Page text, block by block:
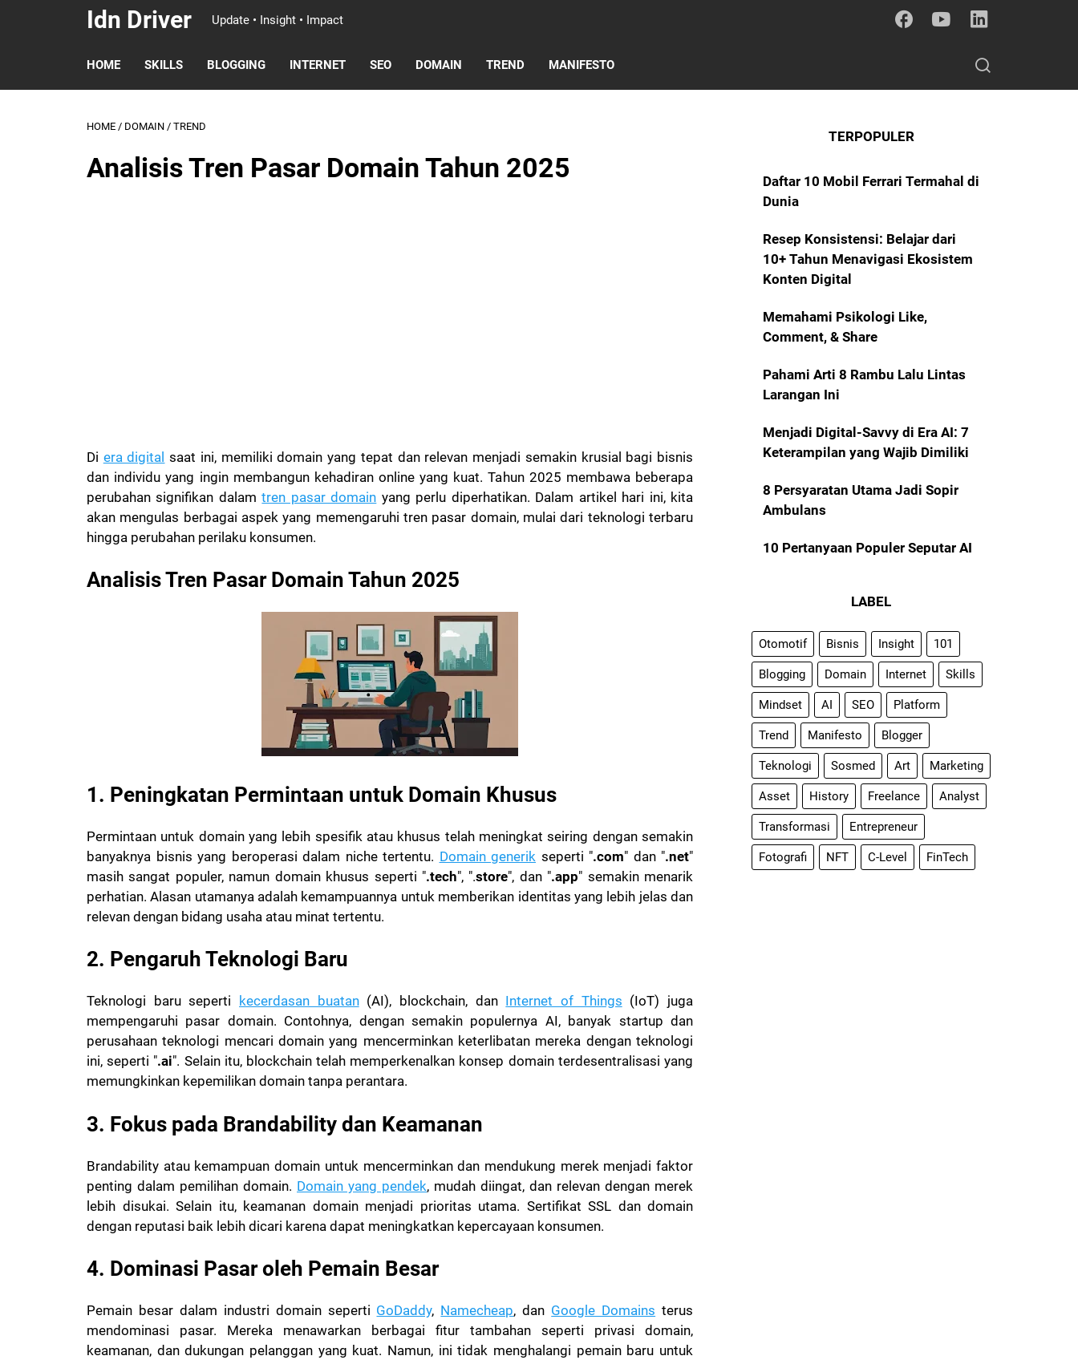
Idn Driver Update • Insight • Impact
HOME SKILLS BLOGGING INTERNET SEO DOMAIN TREND MANIFESTO
HOME / DOMAIN / TREND
Analisis Tren Pasar Domain Tahun 2025
Di era digital saat ini, memiliki domain yang tepat dan relevan menjadi semakin krusial bagi bisnis
dan individu yang ingin membangun kehadiran online yang kuat. Tahun 2025 membawa beberapa
perubahan signifikan dalamtren pasar domain yang perlu diperhatikan. Dalam artikel hari ini, kita
akan mengulas berbagai aspek yang memengaruhi tren pasar domain, mulai dari teknologi terbaru
hingga perubahan perilaku konsumen.
Analisis Tren Pasar Domain Tahun 2025
1. Peningkatan Permintaan untuk Domain Khusus
Permintaan untuk domain yang lebih spesifik atau khusus telah meningkat seiring dengan semakin
banyaknya bisnis yang beroperasi dalam niche tertentu. Domain generik seperti ".com" dan ".net"
masih sangat populer, namun domain khusus seperti ".tech", ".store", dan ".app" semakin menarik
perhatian. Alasan utamanya adalah kemampuannya untuk memberikan identitas yang lebih jelas dan
relevan dengan bidang usaha atau minat tertentu.
2. Pengaruh Teknologi Baru
Teknologi baru seperti kecerdasan buatan(AI), blockchain, dan Internet of Things (IoT) juga
mempengaruhi pasar domain. Contohnya, dengan semakin populernya AI, banyak startup dan
perusahaan teknologi mencari domain yang mencerminkan keterlibatan mereka dengan teknologi
ini, seperti ".ai". Selain itu, blockchain telah memperkenalkan konsep domain terdesentralisasi yang
memungkinkan kepemilikan domain tanpa perantara.
3. Fokus pada Brandability dan Keamanan
Brandability atau kemampuan domain untuk mencerminkan dan mendukung merek menjadi faktor
penting dalam pemilihan domain. Domain yang pendek, mudah diingat, dan relevan dengan merek
lebih disukai. Selain itu, keamanan domain menjadi prioritas utama. Sertifikat SSL dan domain
dengan reputasi baik lebih dicari karena dapat meningkatkan kepercayaan konsumen.
4. Dominasi Pasar oleh Pemain Besar
Pemain besar dalam industri domain seperti GoDaddy, Namecheap, dan Google Domains terus
mendominasi pasar. Mereka menawarkan berbagai fitur tambahan seperti privasi domain,
keamanan, dan dukungan pelanggan yang kuat. Namun, ini tidak menghalangi pemain baru untuk
TERPOPULER
Daftar 10 Mobil Ferrari Termahal di
Dunia
Resep Konsistensi: Belajar dari
10+ Tahun Menavigasi Ekosistem
Konten Digital
Memahami Psikologi Like,
Comment, & Share
Pahami Arti 8 Rambu Lalu Lintas
Larangan Ini
Menjadi Digital-Savvy di Era AI: 7
Keterampilan yang Wajib Dimiliki
8 Persyaratan Utama Jadi Sopir
Ambulans
10 Pertanyaan Populer Seputar AI
LABEL
Otomotif Bisnis Insight 101
Blogging Domain Internet Skills
Mindset AI SEO Platform
Trend Manifesto Blogger
Teknologi Sosmed Art Marketing
Asset History Freelance Analyst
Transformasi Entrepreneur
Fotografi NFT C-Level FinTech